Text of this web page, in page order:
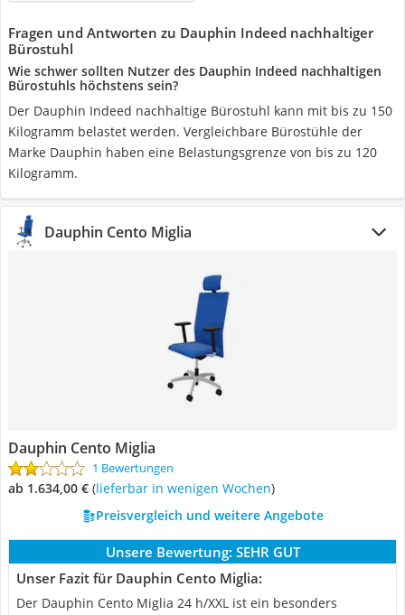
Fragen und Antworten zu Dauphin Indeed nachhaltiger
Bürostuhl
Wie schwer sollten Nutzer des Dauphin Indeed nachhaltigen
Bürostuhls höchstens sein?
Der Dauphin Indeed nachhaltige Bürostuhl kann mit bis zu 150
Kilogramm belastet werden. Vergleichbare Bürostühle der
Marke Dauphin haben eine Belastungsgrenze von bis zu 120
Kilogramm.
Dauphin Cento Miglia
Dauphin Cento Miglia
1 Bewertungen
ab 1.634,00 € ( Lieferbar in wenigen Wochen)
Preisvergleich und weitere Angebote
Unsere Bewertung: SEHR GUT
Unser Fazit für Dauphin Cento Miglia:
Der Dauphin Cento Miglia 24 h/XXL ist ein besonders